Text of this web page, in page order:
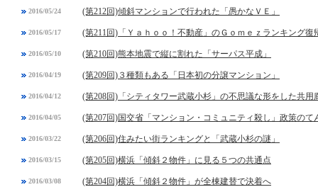
2016/05/24 (第212回)傾斜マンションで行われた「愚かなＶＥ」
2016/05/17 (第211回)「Ｙａｈｏｏ！不動産」のＧｏｍｅｚランキング復
2016/05/10 (第210回)熊本地震で縦に割れた「サーパス平成」
2016/04/19 (第209回)３種類もある「日本初の分譲マンション」
2016/04/12 (第208回)「シティタワー武蔵小杉」の不思議な形をした共用
2016/04/05 (第207回)国交省「マンション・コミュニティ殺し」政策のて
2016/03/22 (第206回)住みたい街ランキングと「武蔵小杉の謎」
2016/03/15 (第205回)横浜「傾斜２物件」に見る５つの共通点
2016/03/08 (第204回)横浜「傾斜２物件」が全棟建替で決着へ